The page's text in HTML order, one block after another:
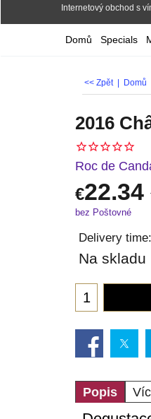
Internetový obchod s
Domů Specials
<< Zpět | Domů
2016
Roc de
€22.34
bez Poštovné
Delivery time:
Na skladu
Popis